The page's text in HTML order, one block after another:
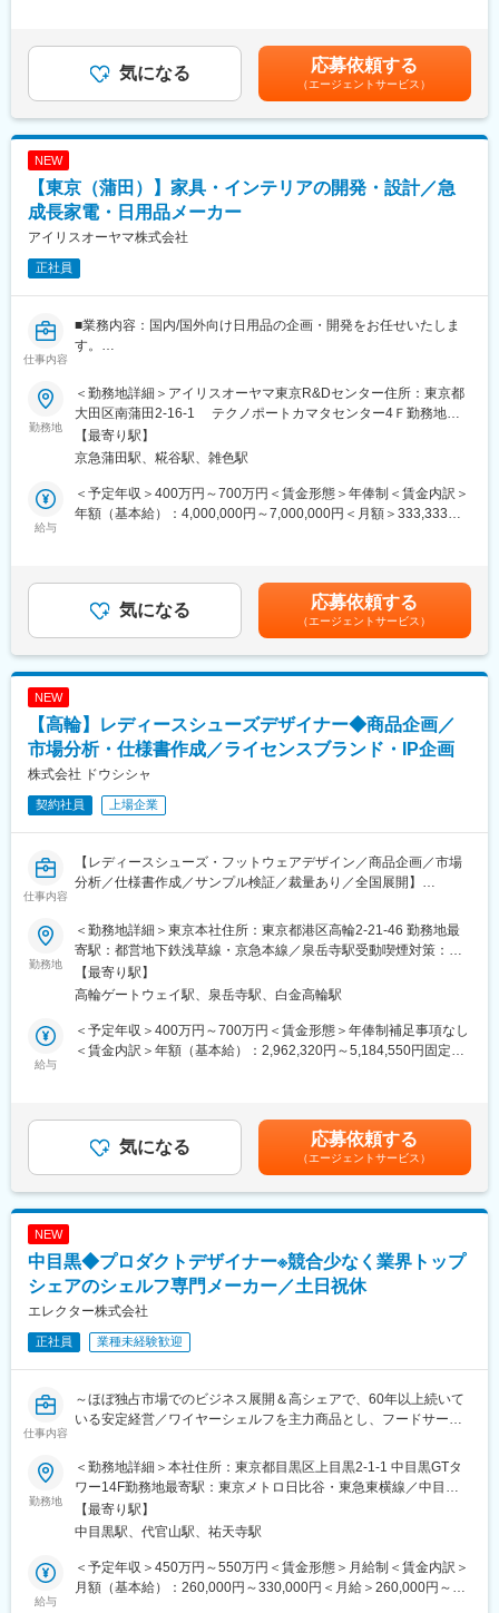
海外展開を見据えた製品開発
デザインディレクション
製品企画から量産化まで一貫して携われる
自ら開発した製品が国内外へ展開される
仕事の魅力ミラノサローネをはじめとした世界市場を視野に入れ
少数精鋭のため意思決定が速い
デザインとエンジニアリングの両面で成長できる
■就業環境:
年休120日、リモート勤務可能、転勤無しと働きやすい環境が整
出張は1~2か月に1回、日帰りでの訪問は月何回かのペースでござ
います。
■研修体制:
いての勉強を行って頂きます。
その後、2週目から現場に入り、先輩とのOJT研修を経て独り立ち
■組織構成
デザイナー東京6名 大阪1名が在籍
MD,生産管理、営業は別で在籍しています
・ご経験や適性に応じて担当ブランドを決定するため、ご自身の
強みを活かしながらキャリアを築ける環境です。
・IPコンテンツを活用した企画に携わる機会もあり、多彩なクリ
エイティブワークに挑戦いただけます。
■アイテム割合
サンダル：2割
ブーツ：1割
■型数
１ブランド50～100型/年
■生産背景
『つぶれないロマンのある会社づくり』
当社の創業メンバーは、以前勤務していた会社が倒産し、それに
より多くの従業員やその家族、債権者が路頭に迷うという不幸を
この時、当社会長 野村正治が当時の部下（同志）を集め、『絶対
雑貨品の卸売業を行う『同志社』（後に今のドウシシャに名称変
更を行いました）を創業いたしました。
手当＞有＜給与補足＞※給与は経験・能力を考慮し決定します。賃
金はあくまでも目安の金額であり、選考を通じて上下する可能性
があります。月給(月額)は固定手当を含めた表記です。
気になる 応募依頼する
（エージェントサービス）
NEW
【東京（蒲田）】家具・インテリアの開発・設計／急
成長家電・日用品メーカー
アイリスオーヤマ株式会社
正社員
仕事内容
■業務内容：国内/国外向け日用品の企画・開発をお任せいたしま
す。
・量産立ち上げ
・商品企画・アイディア提案
・ＯＥＭ、ＯＤＭ開発
【開発可能性のある製品例】
・テーブルやイス、食器棚、ラック、ソファやベッドなどの大型
の家具
・パイプハンガーやメタルラックなどの簡易家具
【変更の範囲：会社の定める業務】
（１）商品開発のサイクルが早いため、ご自身が携わった商品が
市場に出やすい環境になっています。特に毎週月曜日に実施して
いる製品開発会議で自分のアイデアや企画が採用をされた場合は
的には新しい商品群の開発にも携わっていただきたいと考えてい
ます。
■組織と業務の特徴：ホーム開発部はアイリスオーヤマグループの
中で家電と照明以外の幅広い領域の開発を行う部署になります。
寝具やベッド、調理器具まで幅広い商品の開発を行っています。
アイリスグループは「快適生活」をキーワードに、生活者の潜在
的な不満を解消するソリューション型商品で、暮らしをより豊か
で快適にするためのものづくりを行ってきました。不満解消型商
品として代表的なのが、クリア収納ケースです。中身が見えない
潜在的不満に注目し、世界初の透明の収納ケースを開発しまし
た。日本で大ヒットした後、海外にもニーズがあると考え、アメ
リカとヨーロッパで販売。日本と同じく欧米で大ヒットし、世界
こります。移り行く時代の変化にスピーディに対応し、グループ
力を最大限に活用すること。それが新しい需要と市場を創造する
ことであり、使命だと考えます。アイリスグループはこれから
貢献する」企業であり続けます。
勤務地
＜勤務地詳細＞アイリスオーヤマ東京R&Dセンター住所：東京都
大田区南蒲田2-16-1 テクノポートカマタセンター4Ｆ勤務地最
寄駅：京浜急行本線／京浜蒲田駅受動喫煙対策：屋内全面禁煙変
更の範囲：本文参照
【最寄り駅】
京急蒲田駅、糀谷駅、雑色駅
給与
＜予定年収＞400万円～700万円＜賃金形態＞年俸制＜賃金内訳＞
年額（基本給）：4,000,000円～7,000,000円＜月額＞333,333円
囲内から上下する可能性がございます。※休日出勤手当あり※リー
ダー職は固定残業手当（50,000円／20～25h相当／超過分別途支
給）※管理監督職は時間外手当の対象外賃金はあくまでも目安の金
額であり、選考を通じて上下する可能性があります。月給(月額)は
固定手当を含めた表記です。
気になる 応募依頼する
（エージェントサービス）
NEW
【高輪】レディースシューズデザイナー◆商品企画／
市場分析・仕様書作成／ライセンスブランド・IP企画
株式会社 ドウシシャ
契約社員 上場企業
仕事内容
【レディースシューズ・フットウェアデザイン／商品企画／市場
分析／仕様書作成／サンプル検証／裁量あり／全国展開】
■仕事内容
シューズデザインををお任せします。
具体的には
・市場分析・価格帯設定を踏まえた商品企画立案
・デザイン画の作成
・仕様書の作成
・サンプルチェック
■組織構成
デザイナー東京6名 大阪1名が在籍
MD,生産管理、営業は別で在籍しています
・ご経験や適性に応じて担当ブランドを決定するため、ご自身の
強みを活かしながらキャリアを築ける環境です。
・IPコンテンツを活用した企画に携わる機会もあり、多彩なクリ
エイティブワークに挑戦いただけます。
■アイテム割合
サンダル：2割
ブーツ：1割
■型数
１ブランド50～100型/年
■生産背景
勤務地
＜勤務地詳細＞東京本社住所：東京都港区高輪2-21-46 勤務地最
寄駅：都営地下鉄浅草線・京急本線／泉岳寺駅受動喫煙対策：屋
内全面禁煙変更の範囲：会社の定める事業所
【最寄り駅】
高輪ゲートウェイ駅、泉岳寺駅、白金高輪駅
給与
＜予定年収＞400万円～700万円＜賃金形態＞年俸制補足事項なし
＜賃金内訳＞年額（基本給）：2,962,320円～5,184,550円固定残
手当＞有＜給与補足＞※給与は経験・能力を考慮し決定します。賃
金はあくまでも目安の金額であり、選考を通じて上下する可能性
があります。月給(月額)は固定手当を含めた表記です。
気になる 応募依頼する
（エージェントサービス）
NEW
中目黒◆プロダクトデザイナー※競合少なく業界トップ
シェアのシェルフ専門メーカー／土日祝休
エレクター株式会社
正社員 業種未経験歓迎
仕事内容
～ほぼ独占市場でのビジネス展開＆高シェアで、60年以上続いて
いる安定経営／ワイヤーシェルフを主力商品とし、フードサービ
●業務内容：
プロダクトデザイナーとして、新製品開発や既存製品のリニュー
アルに関わるデザイン業務をお任せいたします。
フードサービス・医療・物流業界向けを中心とした家庭用から業
務用まで幅広い製品について、商品企画段階からデザイン設計、
量産化まで一貫して携わることができるポジションです。
単に依頼されたデザインを形にするだけではなく、市場動向や業
勤務地
＜勤務地詳細＞本社住所：東京都目黒区上目黒2-1-1 中目黒GTタ
ワー14F勤務地最寄駅：東京メトロ日比谷・東急東横線／中目黒
駅受動喫煙対策：屋内全面禁煙変更の範囲：会社の定める事業所
【最寄り駅】
中目黒駅、代官山駅、祐天寺駅
給与
＜予定年収＞450万円～550万円＜賃金形態＞月給制＜賃金内訳＞
月額（基本給）：260,000円～330,000円＜月給＞260,000円～